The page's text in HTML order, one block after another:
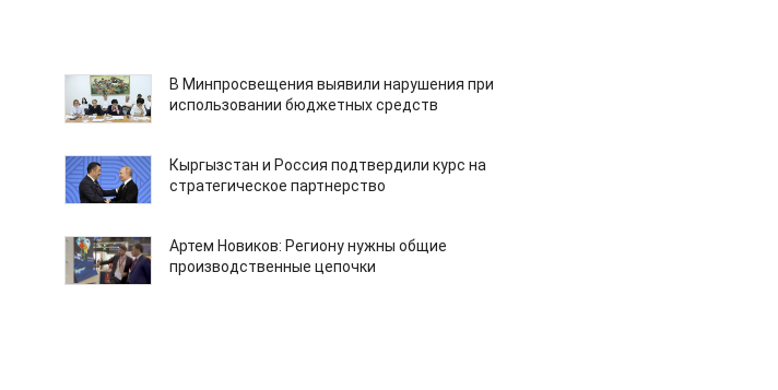
В Минпросвещения выявили нарушения при
использовании бюджетных средств
Кыргызстан и Россия подтвердили курс на
стратегическое партнерство
Артем Новиков: Региону нужны общие
производственные цепочки